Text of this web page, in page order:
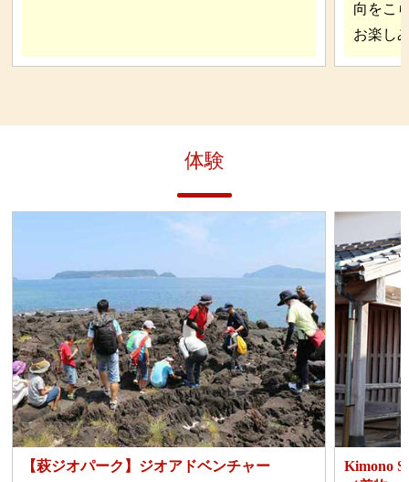
向をこ
お楽し
体験
【萩ジオパーク】ジオアドベンチャー
Kimono